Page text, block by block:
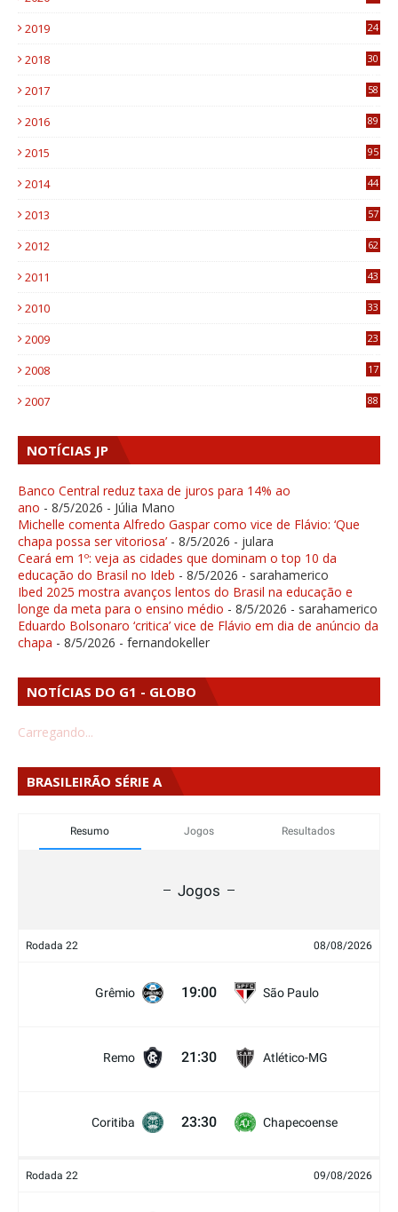
2019
24
2018
30
2017
58
2016
89
2015
95
2014
44
2013
57
2012
62
2011
43
2010
33
2009
23
2008
17
2007 88
NOTÍCIAS JP
Banco Central reduz taxa de juros para 14% ao
ano - 8/5/2026 - Júlia Mano
Michelle comenta Alfredo Gaspar como vice de Flávio: ‘Que
chapa possa ser vitoriosa’ - 8/5/2026 - julara
Ceará em 1º: veja as cidades que dominam o top 10 da
educação do Brasil no Ideb - 8/5/2026 - sarahamerico
Ibed 2025 mostra avanços lentos do Brasil na educação e
longe da meta para o ensino médio - 8/5/2026 - sarahamerico
Eduardo Bolsonaro ‘critica’ vice de Flávio em dia de anúncio da
chapa - 8/5/2026 - fernandokeller
NOTÍCIAS DO G1 - GLOBO
Carregando...
BRASILEIRÃO SÉRIE A
Resumo Jogos Resultados
Jogos
Rodada 22 08/08/2026
Grêmio 19:00 São Paulo
Remo 21:30 Atlético-MG
Coritiba 23:30 Chapecoense
Rodada 22 09/08/2026